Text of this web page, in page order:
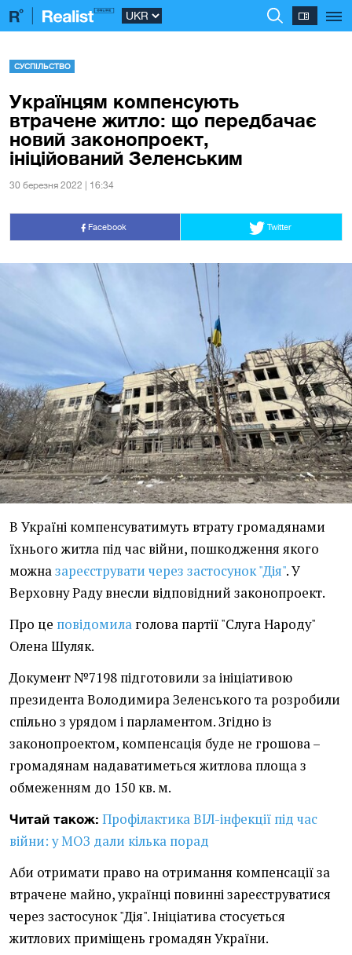
СУСПІЛЬСТВО
Українцям компенсують
втрачене житло: що передбачає
новий законопроект,
ініційований Зеленським
30 березня 2022 | 16:34
Facebook Twitter
В Україні компенсуватимуть втрату громадянами
їхнього житла під час війни, пошкодження якого
можназареєструвати через застосунок "Дія". У
Верховну Раду внесли відповідний законопроект.
Про це повідомила голова партії "Слуга Народу"
Олена Шуляк.
Документ №7198 підготовили за ініціативою
президента Володимира Зеленського та розробили
спільно з урядом і парламентом. Згідно із
законопроектом, компенсація буде не грошова –
громадянам надаватиметься житлова площа з
обмеженням до 150 кв. м.
Читай також: Профілактика ВІЛ-інфекції під час
війни: у МОЗ дали кілька порад
Аби отримати право на отримання компенсації за
втрачене майно, українці повинні зареєструватися
через застосунок "Дія". Ініціатива стосується
житлових приміщень громадян України.